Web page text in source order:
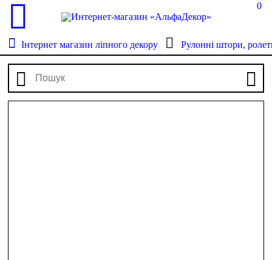
0
Інтернет магазин ліпного декору Рулонні штори,